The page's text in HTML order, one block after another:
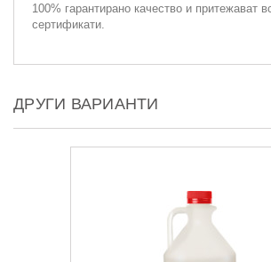
100% гарантирано качество и притежават
сертификати.
ДРУГИ ВАРИАНТИ